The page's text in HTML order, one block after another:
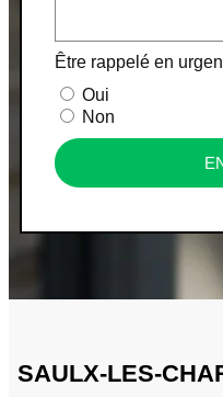
Être rappelé en
Oui
Non
SAULX-LES-